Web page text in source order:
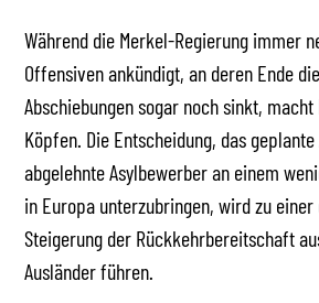
Während die Merkel-Regierung immer
Offensiven ankündigt, an deren Ende
Abschiebungen sogar noch sinkt,
Köpfen. Die Entscheidung, das
abgelehnte Asylbewerber an einem
in Europa unterzubringen, wird zu
Steigerung der Rückkehrbereitschaft
Ausländer führen.